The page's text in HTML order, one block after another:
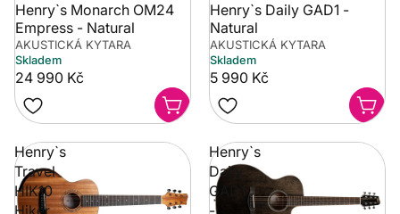
Henry`s Monarch OM24
Empress - Natural
AKUSTICKÁ KYTARA
Skladem
24 990 Kč
Henry`s Daily GAD1 -
Natural
AKUSTICKÁ KYTARA
Skladem
5 990 Kč
Henry`s
Travel
HIK10
Hiker
Henry`s
Daily
GAD1
-